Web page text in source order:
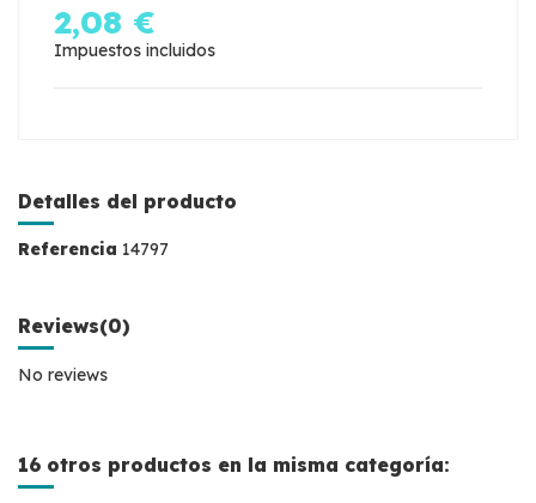
2,08 €
Impuestos incluidos
Detalles del producto
Referencia 14797
Reviews(0)
No reviews
16 otros productos en la misma categoría: